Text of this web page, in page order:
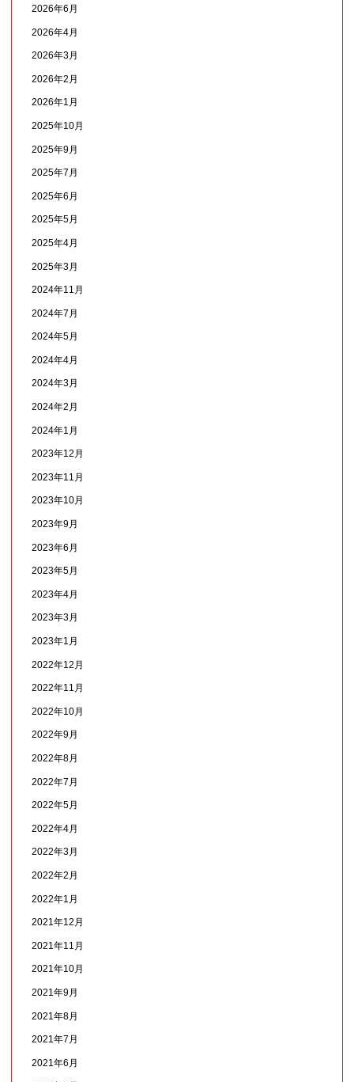
2026年6月
2026年4月
2026年3月
2026年2月
2026年1月
2025年10月
2025年9月
2025年7月
2025年6月
2025年5月
2025年4月
2025年3月
2024年11月
2024年7月
2024年5月
2024年4月
2024年3月
2024年2月
2024年1月
2023年12月
2023年11月
2023年10月
2023年9月
2023年6月
2023年5月
2023年4月
2023年3月
2023年1月
2022年12月
2022年11月
2022年10月
2022年9月
2022年8月
2022年7月
2022年5月
2022年4月
2022年3月
2022年2月
2022年1月
2021年12月
2021年11月
2021年10月
2021年9月
2021年8月
2021年7月
2021年6月